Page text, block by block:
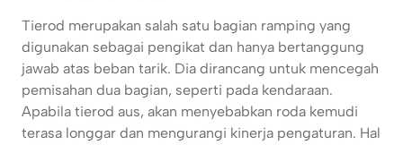
Tierod merupakan salah satu bagian ramping yang
digunakan sebagai pengikat dan hanya bertanggung
jawab atas beban tarik. Dia dirancang untuk mencegah
pemisahan dua bagian, seperti pada kendaraan.
Apabila tierod aus, akan menyebabkan roda kemudi
terasa longgar dan mengurangi kinerja pengaturan. Hal